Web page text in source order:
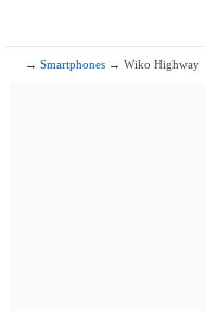
→Smartphones → Wiko Highway